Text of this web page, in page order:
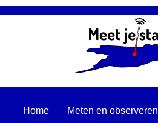
Home Meten en observeren